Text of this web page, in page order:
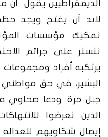
الديمقراطيين يقول
لابد أن يفتح ويجد
تفكيك مؤسسات
تتستر على جرائم
يرتكبه أفراد ومجموعات
البشير، في حق
جبل مرة. ودعا ضحاوي
الذين تعرضوا
إيصال شكاويهم